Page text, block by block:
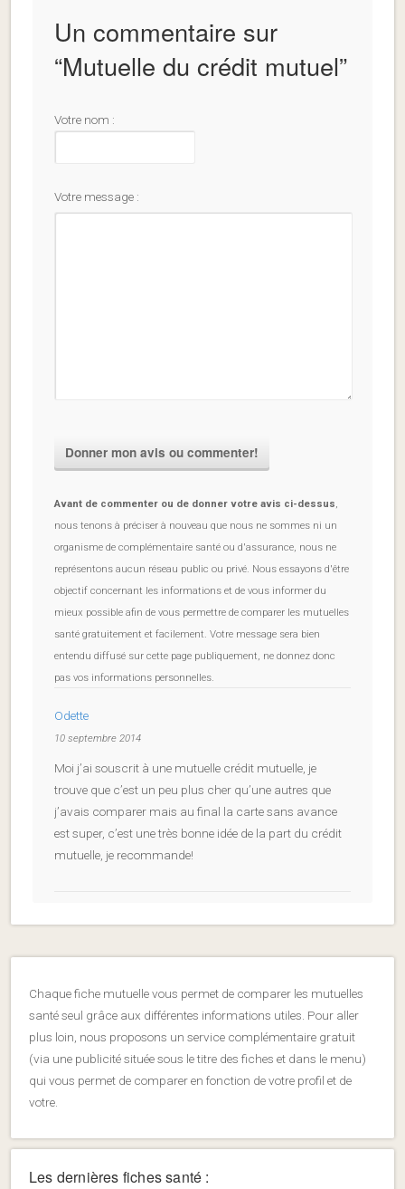
Un commentaire sur
“Mutuelle du crédit mutuel”
Votre nom :
Votre message :
Avant de commenter ou de donner votre avis ci-dessus,
nous tenons à préciser à nouveau que nous ne sommes ni un
organisme de complémentaire santé ou d'assurance, nous ne
représentons aucun réseau public ou privé. Nous essayons d'être
objectif concernant les informations et de vous informer du
mieux possible afin de vous permettre de comparer les mutuelles
santé gratuitement et facilement. Votre message sera bien
entendu diffusé sur cette page publiquement, ne donnez donc
pas vos informations personnelles.
Odette
10 septembre 2014
Moi j’ai souscrit à une mutuelle crédit mutuelle, je
trouve que c’est un peu plus cher qu’une autres que
j’avais comparer mais au final la carte sans avance
est super, c’est une très bonne idée de la part du crédit
mutuelle, je recommande!
Chaque fiche mutuelle vous permet de comparer les mutuelles
santé seul grâce aux différentes informations utiles. Pour aller
plus loin, nous proposons un service complémentaire gratuit
(via une publicité située sous le titre des fiches et dans le menu)
qui vous permet de comparer en fonction de votre profil et de
votre.
Les dernières fiches santé :